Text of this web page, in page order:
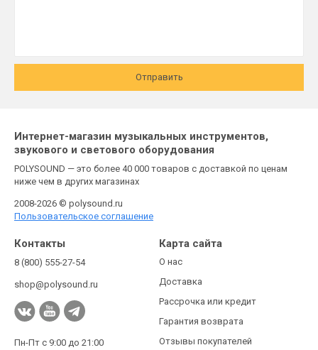
Отправить
Интернет-магазин музыкальных инструментов,
звукового и светового оборудования
POLYSOUND — это более 40 000 товаров с доставкой по ценам
ниже чем в других магазинах
2008-2026 © polysound.ru
Пользовательское соглашение
Контакты
8 (800) 555-27-54
shop@polysound.ru
Пн-Пт с 9:00 до 21:00
Карта сайта
О нас
Доставка
Рассрочка или кредит
Гарантия возврата
Отзывы покупателей